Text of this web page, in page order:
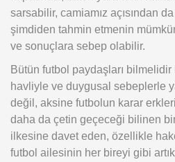
sarsabilir, camiamız açısından
şimdiden tahmin etmenin
ve sonuçlara sebep olabilir.
Bütün futbol paydaşları bilmelidir
havliyle ve duygusal sebeplerle
değil, aksine futbolun karar
daha da çetin geçeceği bilinen
ilkesine davet eden, özellikle
futbol ailesinin her bireyi gibi